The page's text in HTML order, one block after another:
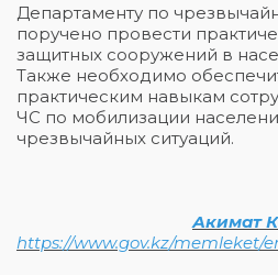
Департаменту по
поручено провести
защитных сооружений в
Также необходимо
практическим навыкам
ЧС по мобилизации
чрезвычайных ситуаций.
Акимат
https://www.gov.kz/memleket/